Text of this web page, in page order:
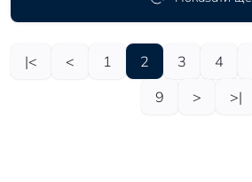
|< < 1 2 3 4
9
> >|